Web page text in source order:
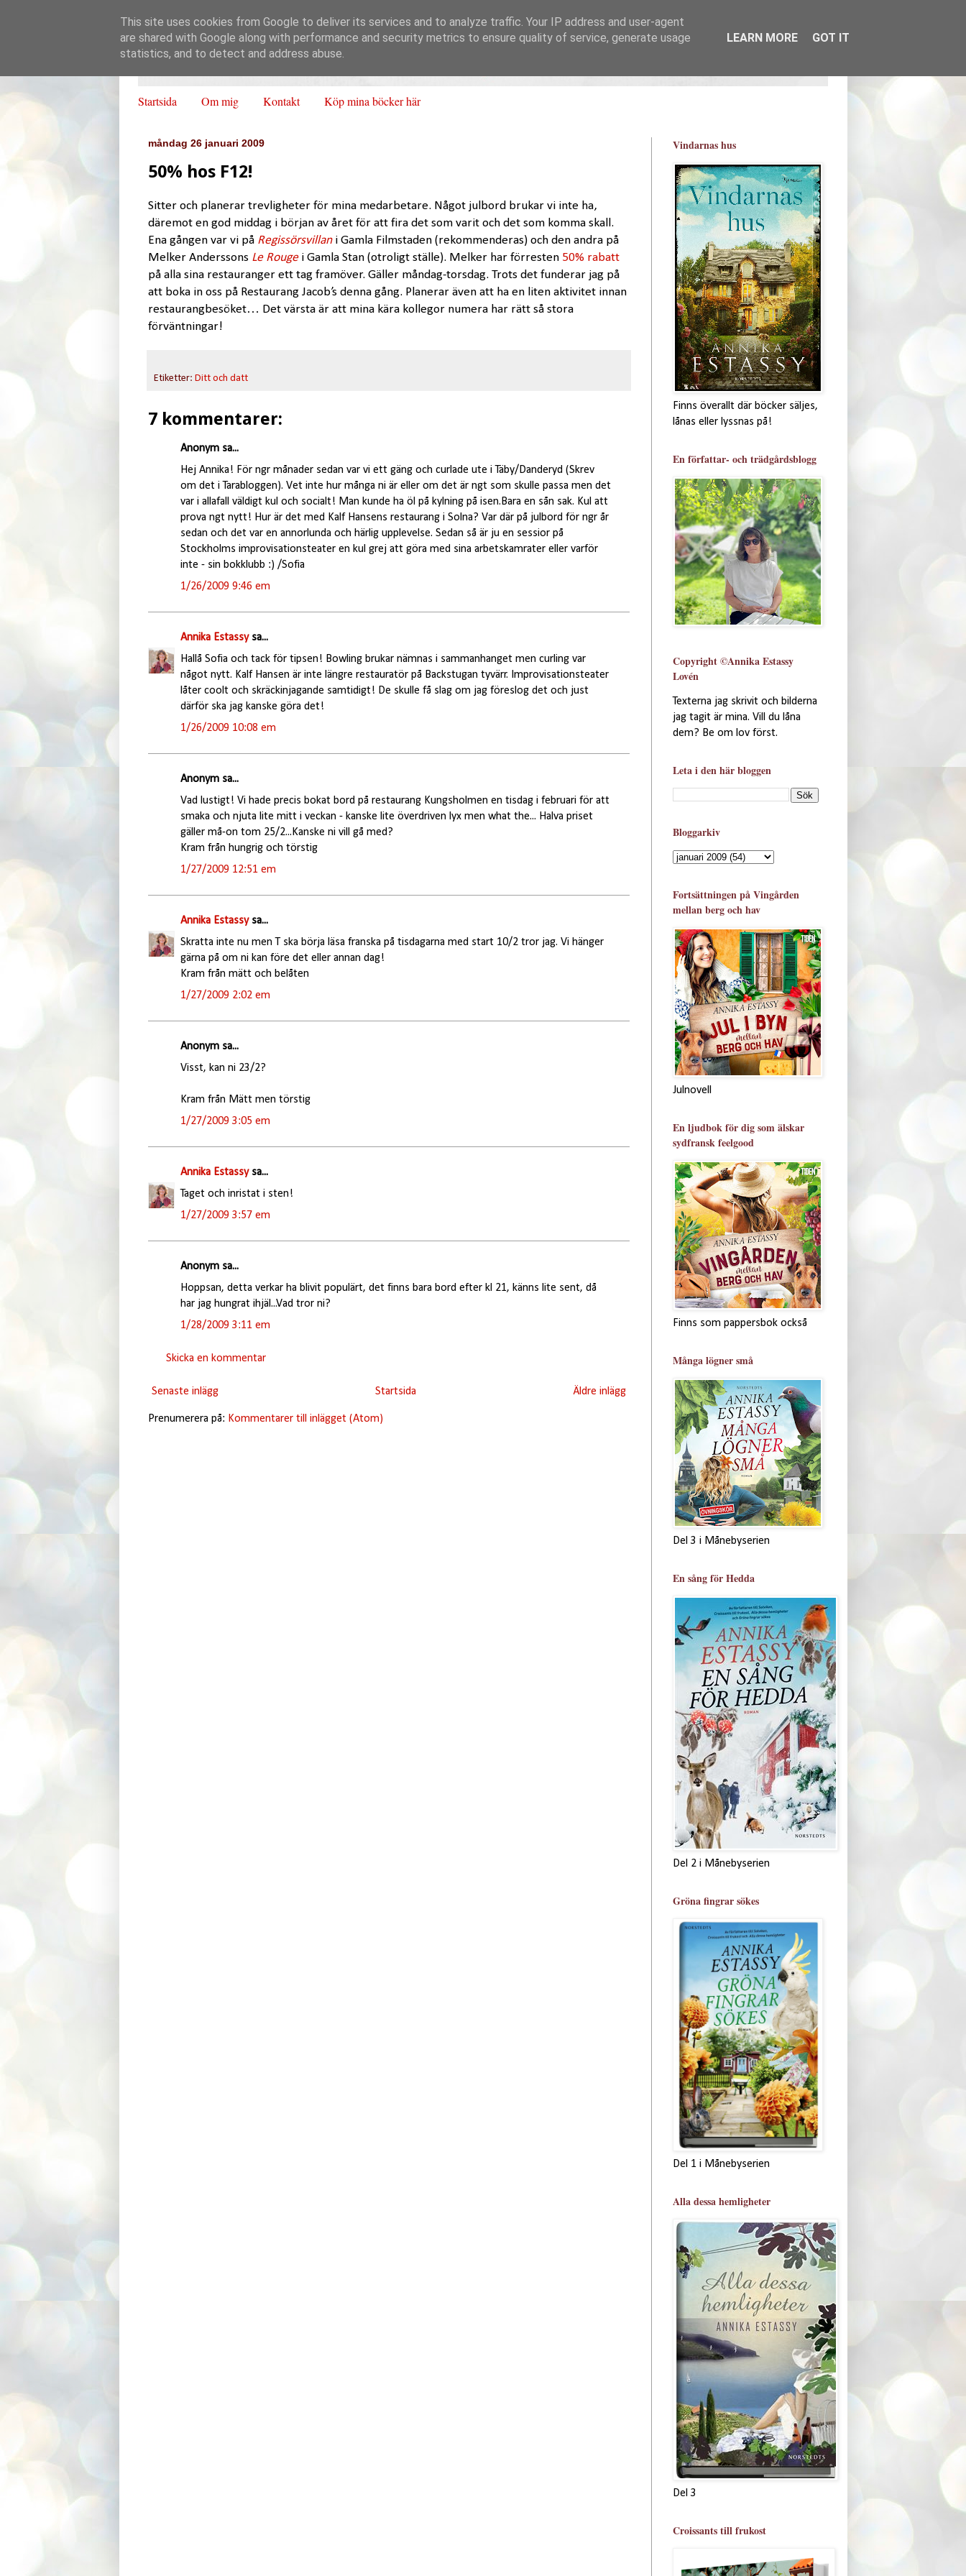
Startsida Om mig Kontakt Köp mina böcker här
måndag 26 januari 2009
50% hos F12!
Sitter och planerar trevligheter för mina medarbetare. Något julbord brukar vi inte ha,
däremot en god middag i början av året för att fira det som varit och det som komma skall.
Ena gången var vi på Regissörsvillani Gamla Filmstaden (rekommenderas) och den andra på
Melker Anderssons Le Rouge i Gamla Stan (otroligt ställe). Melker har förresten 50% rabatt
på alla sina restauranger ett tag framöver. Gäller måndag-torsdag. Trots det funderar jag på
att boka in oss på Restaurang Jacob’s denna gång. Planerar även att ha en liten aktivitet innan
restaurangbesöket… Det värsta är att mina kära kollegor numera har rätt så stora
förväntningar!
Etiketter: Ditt och datt
7 kommentarer:
Anonym sa...
Hej Annika! För ngr månader sedan var vi ett gäng och curlade ute i Täby/Danderyd (Skrev
om det i Tarabloggen). Vet inte hur många ni är eller om det är ngt som skulle passa men det
var i allafall väldigt kul och socialt! Man kunde ha öl på kylning på isen.Bara en sån sak. Kul att
prova ngt nytt! Hur är det med Kalf Hansens restaurang i Solna? Var där på julbord för ngr år
sedan och det var en annorlunda och härlig upplevelse. Sedan så är ju en sessior på
Stockholms improvisationsteater en kul grej att göra med sina arbetskamrater eller varför
inte - sin bokklubb :) /Sofia
1/26/2009 9:46 em
Annika Estassysa...
Hallå Sofia och tack för tipsen! Bowling brukar nämnas i sammanhanget men curling var
något nytt. Kalf Hansen är inte längre restauratör på Backstugan tyvärr. Improvisationsteater
låter coolt och skräckinjagande samtidigt! De skulle få slag om jag föreslog det och just
därför ska jag kanske göra det!
1/26/2009 10:08 em
Anonym sa...
Vad lustigt! Vi hade precis bokat bord på restaurang Kungsholmen en tisdag i februari för att
smaka och njuta lite mitt i veckan - kanske lite överdriven lyx men what the... Halva priset
gäller må-on tom 25/2...Kanske ni vill gå med?
Kram från hungrig och törstig
1/27/2009 12:51 em
Annika Estassysa...
Skratta inte nu men T ska börja läsa franska på tisdagarna med start 10/2 tror jag. Vi hänger
gärna på om ni kan före det eller annan dag!
Kram från mätt och belåten
1/27/2009 2:02 em
Anonym sa...
Visst, kan ni 23/2?
Kram från Mätt men törstig
1/27/2009 3:05 em
Annika Estassysa...
Taget och inristat i sten!
1/27/2009 3:57 em
Anonym sa...
Hoppsan, detta verkar ha blivit populärt, det finns bara bord efter kl 21, känns lite sent, då
har jag hungrat ihjäl...Vad tror ni?
1/28/2009 3:11 em
Skicka en kommentar
Senaste inlägg Äldre inlägg
Startsida
Prenumerera på: Kommentarer till inlägget (Atom)
Vindarnas hus
Finns överallt där böcker säljes,
lånas eller lyssnas på!
En författar- och trädgårdsblogg
Copyright ©Annika Estassy
Lovén
Texterna jag skrivit och bilderna
jag tagit är mina. Vill du låna
dem? Be om lov först.
Leta i den här bloggen
Bloggarkiv
Fortsättningen på Vingården
mellan berg och hav
Julnovell
En ljudbok för dig som älskar
sydfransk feelgood
Finns som pappersbok också
Många lögner små
Del 3 i Månebyserien
En sång för Hedda
Del 2 i Månebyserien
Gröna fingrar sökes
Del 1 i Månebyserien
Alla dessa hemligheter
Del 3
Croissants till frukost
This site uses cookies from Google to deliver its services and to analyze traffic. Your IP address and user-agent
are shared with Google along with performance and security metrics to ensure quality of service, generate usage
statistics, and to detect and address abuse.
LEARN MORE GOT IT